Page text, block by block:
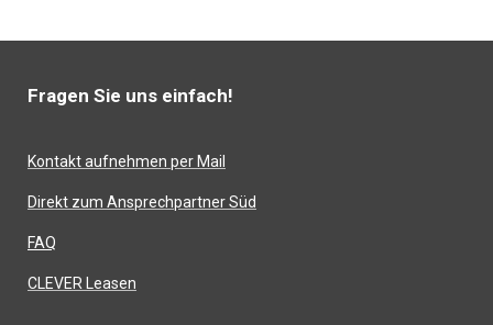
Fragen Sie uns einfach!
Kontakt aufnehmen per Mail
Direkt zum Ansprechpartner Süd
FAQ
CLEVER Leasen